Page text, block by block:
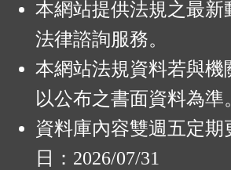
本網站提供法規之最
法律諮詢服務。
本網站法規資料若與
以公布之書面資料為準
資料庫內容雙週五定
日：2026/07/31